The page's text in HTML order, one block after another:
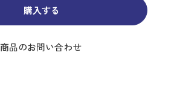
購入する
商品のお問い合わせ